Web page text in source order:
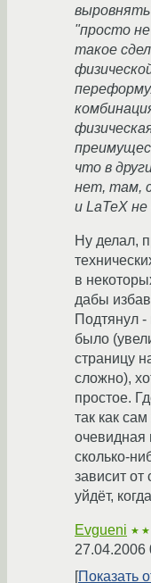
"просто
такое
что в
нет, там,
и LaTeX не
Ну делал,
в
дабы
Подтянул -
было
страницу
сложно),
простое.
так как
очевидная
сколько-
зависит от
уйдёт,
Evgueni
27.04.2006
Показать